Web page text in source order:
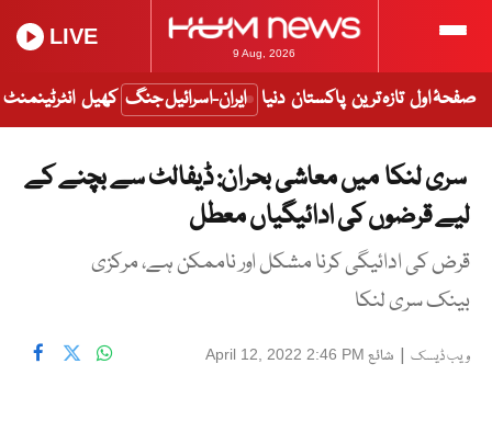
9 Aug, 2026
LIVE
صفحۂ اول تازہ ترین پاکستان دنیا ایران-اسرائیل جنگ کھیل انٹرٹینمنٹ
سری لنکا میں معاشی بحران: ڈیفالٹ سے بچنے کے
لیے قرضوں کی ادائیگیاں معطل
قرض کی ادائیگی کرنا مشکل اور ناممکن ہے، مرکزی
بینک سری لنکا
ویب ڈیسک | شائع April 12, 2022 2:46 PM